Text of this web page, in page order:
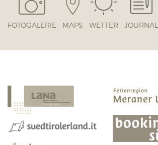
FOTOGALERIE MAPS WETTER JOURNAL